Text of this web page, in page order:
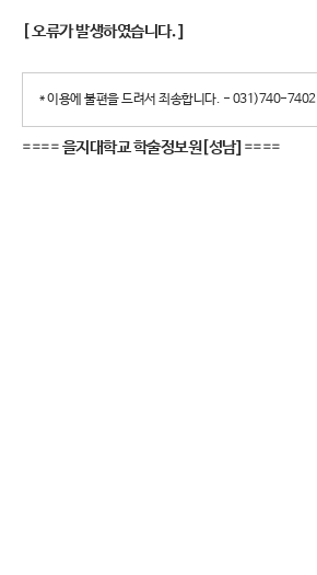
[ 오류가 발생하였습니다. ]
* 이용에 불편을 드려서 죄송합니다. - 031)740-7402
====을지대학교 학술정보원[성남] ====